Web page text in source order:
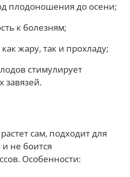
плодоношения до осени;
к болезням;
жару, так и прохладу;
стимулирует
завязей.
сам, подходит для
не боится
Особенности: